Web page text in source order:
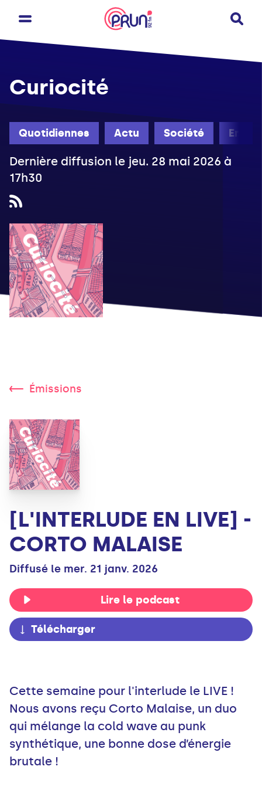
Quotidiennes Actu Société
Curiocité
Dernière diffusion le jeu. 28 mai 2026 à
17h30
Émissions
[L'INTERLUDE EN LIVE] -
CORTO MALAISE
Diffusé le mer. 21 janv. 2026
Lire le podcast
Télécharger
Cette semaine pour l'interlude le LIVE !
Nous avons reçu Corto Malaise, un duo
qui mélange la cold wave au punk
synthétique, une bonne dose d’énergie
brutale !